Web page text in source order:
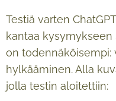
Testiä varten
kantaa
on
hylkääminen. Alla
jolla testin aloitettiin: